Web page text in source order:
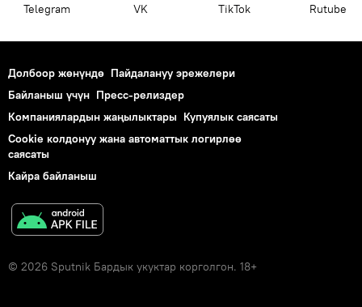
Telegram VK ТikТоk Rutube
Долбоор жөнүндө Пайдалануу эрежелери
Байланыш үчүн Пресс-релиздер
Компаниялардын жаңылыктары Купуялык саясаты
Cookie колдонуу жана автоматтык логирлөө
саясаты
Кайра байланыш
© 2026 Sputnik Бардык укуктар корголгон. 18+